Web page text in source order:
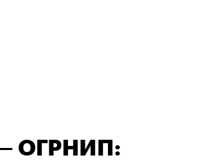
— ОГРНИП: